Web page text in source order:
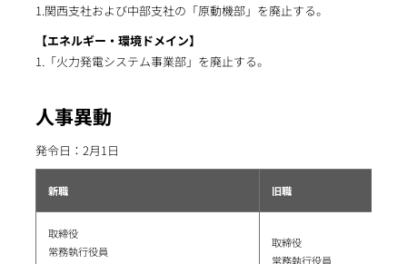
1.関西支社および中部支社の「原動機部」を廃止する。
【エネルギー・環境ドメイン】
1.「火力発電システム事業部」を廃止する。
人事異動
発令日：2月1日
新職 旧職
取締役
常務執行役員
取締役
常務執行役員